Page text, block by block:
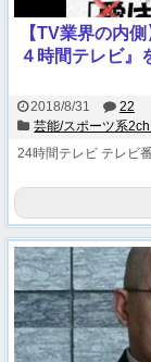
【TV業界の内
４時間テレビ』
2018/8/31
22
芸能/スポーツ系
24時間テレビ テレビ